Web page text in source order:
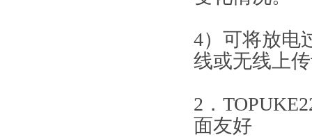
4）可将放电
线或无线上
2．
面友好